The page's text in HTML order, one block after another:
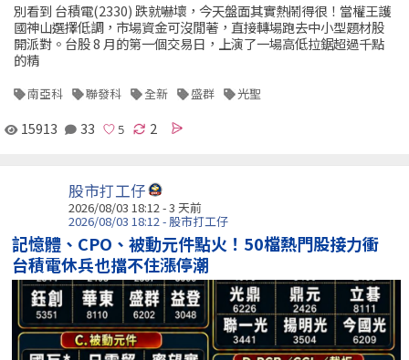
別看到 台積電(2330) 跌就嚇壞，今天盤面其實熱鬧得很！當權王護
國神山選擇低調，市場資金可沒閒著，直接轉場跑去中小型題材股
開派對。台股 8 月的第一個交易日，上演了一場高低拉鋸超過千點
的精
南亞科 聯發科 全新 盛群 光聖
15913 33 2
股市打工仔
2026/08/03 18:12 - 3 天前
2026/08/03 18:12 - 股市打工仔
記憶體、CPO、被動元件點火！50檔熱門股接力衝
台積電休兵也擋不住漲停潮